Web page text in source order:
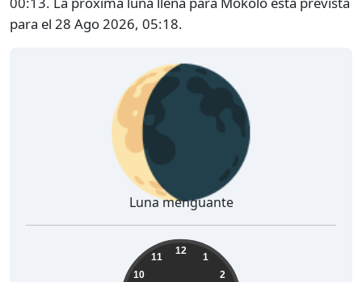
para el 28 Ago 2026, 05:18.
🌘
Luna menguante
12
1
2
10
11